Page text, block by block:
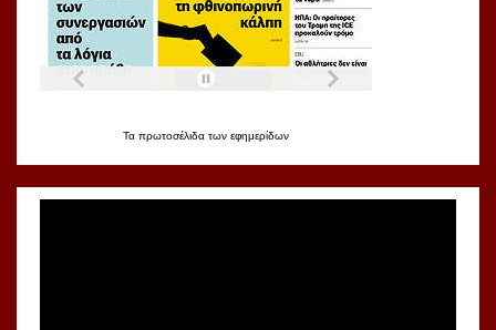
Τα πρωτοσέλιδα των εφημερίδων